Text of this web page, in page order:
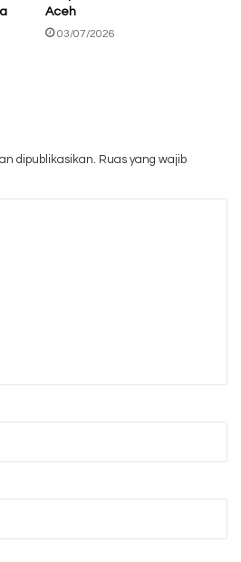
Aceh
03/07/2026
dipublikasikan. Ruas yang wajib